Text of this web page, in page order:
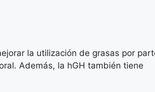
la utilización de grasas por
Además, la hGH también tiene